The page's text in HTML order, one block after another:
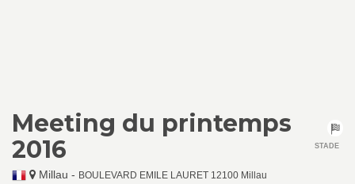
Meeting du printemps
2016
Millau - BOULEVARD EMILE LAURET 12100 Millau
STADE